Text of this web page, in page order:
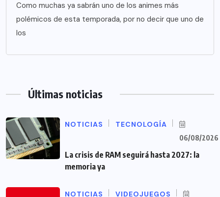
Como muchas ya sabrán uno de los animes más
polémicos de esta temporada, por no decir que uno de
los
Últimas noticias
NOTICIAS TECNOLOGÍA
06/08/2026
La crisis de RAM seguirá hasta 2027: la
memoria ya
NOTICIAS VIDEOJUEGOS